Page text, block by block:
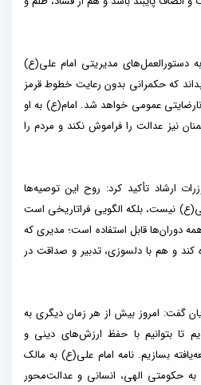
دستورالعمل‌های مدیریتی امام علی(ع)
که حکمرانی بدون رعایت خطوط قرمز
عمومی خواهد شد. امام(ع) به او
نیز عدالت را فراموش نکند و مردم را
ارشاد تأکید کرد: روح این توصیه‌ها
نیست، بلکه الگویی فراتاریخی است
دوران‌ها قابل استفاده است؛ مدیری که
کند و هم با دلسوزی، تدبیر و صداقت در
گفت: امروز بیش از هر زمان دیگری به
تا بتوانیم با حفظ ارزش‌های دینی و
بسازیم. نامه امام علی(ع) به مالک
به حکومتی الهی، انسانی و عدالت‌محور